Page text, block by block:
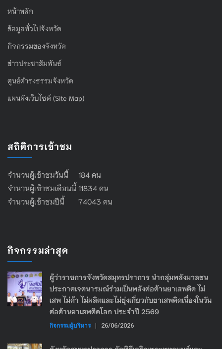
หน้าหลัก
ข้อมูลทั่วไปจังหวัด
กิจกรรมของจังหวัด
ข่าวประชาสัมพันธ์
ศูนย์ดำรงธรรมจังหวัด
แผนผังเว็บไซต์ (Site Map)
สถิติการเข้าชม
จำนวนผู้เข้าชมวันนี้ 184 คน
จำนวนผู้เข้าชมเดือนนี้ 11834 คน
จำนวนผู้เข้าชมปีนี้ 74043 คน
กิจกรรมล่าสุด
ผู้ว่าราชการจังหวัดสมุทรปราการ นำกลุ่มพลังมวลชน
ประกาศเจตนารมณ์ร่วมเป็นพลังต่อต้านยาเสพติด ไม่
เสพ ไม่ค้า ไม่ผลิตและไม่ยุ่งเกี่ยวกับยาเสพติดเนื่องในวัน
ต่อต้านยาเสพติดโลก ประจำปี 2569
กิจกรรมผู้บริหาร | 26/06/2026